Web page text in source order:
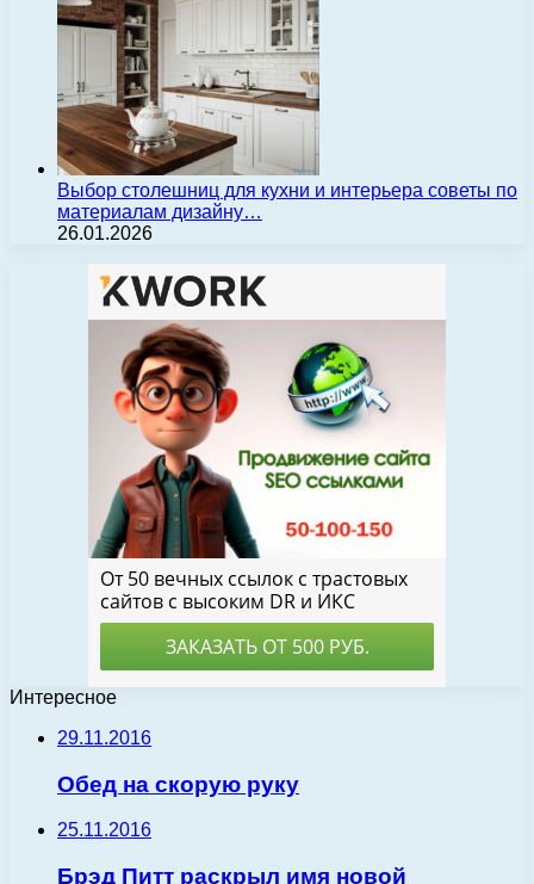
Выбор столешниц для кухни и интерьера советы по
материалам дизайну…
26.01.2026
Интересное
29.11.2016
Обед на скорую руку
25.11.2016
Брэд Питт раскрыл имя новой